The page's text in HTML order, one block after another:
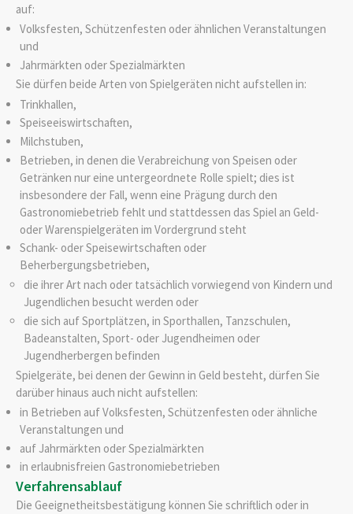
auf:
Volksfesten, Schützenfesten oder ähnlichen Veranstaltungen
und
Jahrmärkten oder Spezialmärkten
Sie dürfen beide Arten von Spielgeräten nicht aufstellen in:
Trinkhallen,
Speiseeiswirtschaften,
Milchstuben,
Betrieben, in denen die Verabreichung von Speisen oder
Getränken nur eine untergeordnete Rolle spielt; dies ist
insbesondere der Fall, wenn eine Prägung durch den
Gastronomiebetrieb fehlt und stattdessen das Spiel an Geld-
oder Warenspielgeräten im Vordergrund steht
Schank- oder Speisewirtschaften oder
Beherbergungsbetrieben,
die ihrer Art nach oder tatsächlich vorwiegend von Kindern und
Jugendlichen besucht werden oder
die sich auf Sportplätzen, in Sporthallen, Tanzschulen,
Badeanstalten, Sport- oder Jugendheimen oder
Jugendherbergen befinden
Spielgeräte, bei denen der Gewinn in Geld besteht, dürfen Sie
darüber hinaus auch nicht aufstellen:
in Betrieben auf Volksfesten, Schützenfesten oder ähnliche
Veranstaltungen und
auf Jahrmärkten oder Spezialmärkten
in erlaubnisfreien Gastronomiebetrieben
Verfahrensablauf
Die Geeignetheitsbestätigung können Sie schriftlich oder in